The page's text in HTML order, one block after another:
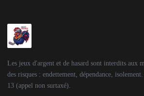
Les jeux d'argent et de hasard sont interdits aux
des risques : endettement, dépendance,
13 (appel non surtaxé).